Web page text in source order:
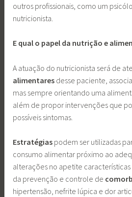
outros profissionais, como um
nutricionista.
E qual o papel da nutrição e
A atuação do nutricionista será de
alimentares desse paciente,
mas sempre orientando uma
além de propor intervenções que
possíveis sintomas.
Estratégias podem ser utilizadas
consumo alimentar próximo ao
alterações no apetite
da prevenção e controle de
hipertensão, nefrite lúpica e dor